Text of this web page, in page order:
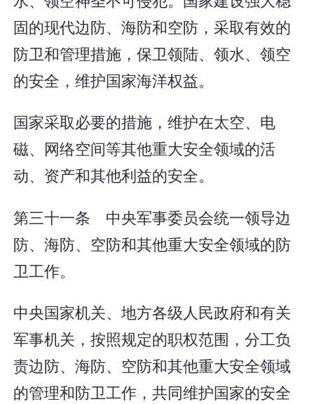
固的现代边防、海防和空防，采取有效的
防卫和管理措施，保卫领陆、领水、领空
的安全，维护国家海洋权益。
国家采取必要的措施，维护在太空、电
磁、网络空间等其他重大安全领域的活
动、资产和其他利益的安全。
第三十一条 中央军事委员会统一领导边
防、海防、空防和其他重大安全领域的防
卫工作。
中央国家机关、地方各级人民政府和有关
军事机关，按照规定的职权范围，分工负
责边防、海防、空防和其他重大安全领域
的管理和防卫工作，共同维护国家的安全